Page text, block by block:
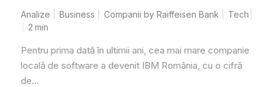
Analize Business Companii by Raiffeisen Bank
Tech
2 min
Pentru prima dată în ultimii ani, cea mai mare companie
locală de software a devenit IBM România, cu o cifră
de...